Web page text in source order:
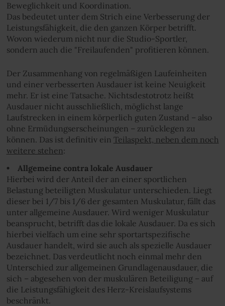
Beweglichkeit und Koordination.
Das bedeutet unter dem Strich eine Verbesserung der
Leistungsfähigkeit, die den ganzen Körper betrifft.
Wovon wiederum nicht nur die Studio-Sportler,
sondern auch die "Freilaufenden" profitieren können.
Der Zusammenhang von regelmäßigen Laufeinheiten
und einer verbesserten Ausdauer ist keine Neuigkeit
mehr. Er ist eine Tatsache. Nichtsdestotrotz heißt
Ausdauer nicht ausschließlich, möglichst lange
Laufstrecken in einem körperlich guten Zustand – also
ohne Ermüdungserscheinungen – zurücklegen zu
können. Das ist definitiv ein Teilaspekt, neben dem noch
weitere stehen:
• Allgemeine contra lokale Ausdauer
Hierbei wird der Anteil der an einer sportlichen
Belastung beteiligten Muskulatur unterschieden. Liegt
dieser bei 1/7 bis 1/6 der gesamten Muskulatur, fällt das
unter allgemeine Ausdauer. Wird weniger Muskulatur
beansprucht, betrifft das die lokale Ausdauer. Da es sich
hierbei vielfach um eine sehr sportartspezifische
Ausdauer handelt, wird sie auch als spezielle Ausdauer
bezeichnet. Das verdeutlicht noch einmal mehr den
Unterschied zur allgemeinen Grundlagenausdauer, die
sich – abgesehen von der muskulären Beteiligung – auf
die Leistungsfähigkeit des Herz-Kreislaufsystems
beschränkt.